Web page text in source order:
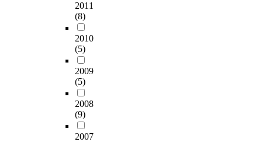
2011
(8)
2010
(5)
2009
(5)
2008
(9)
2007